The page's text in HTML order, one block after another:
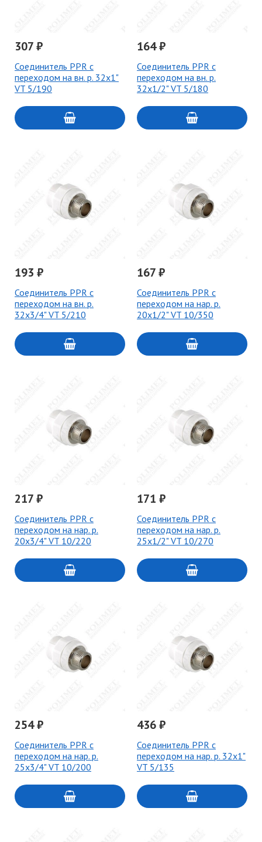
307 ₽
Соединитель PPR с
переходом на вн. р. 32х1"
VT 5/190
164 ₽
Соединитель PPR с
переходом на вн. р.
32х1/2" VT 5/180
193 ₽
Соединитель PPR с
переходом на вн. р.
32х3/4" VT 5/210
167 ₽
Соединитель PPR с
переходом на нар. р.
20х1/2" VT 10/350
217 ₽
Соединитель PPR с
переходом на нар. р.
20х3/4" VT 10/220
171 ₽
Соединитель PPR с
переходом на нар. р.
25х1/2" VT 10/270
254 ₽
Соединитель PPR с
переходом на нар. р.
25х3/4" VT 10/200
436 ₽
Соединитель PPR с
переходом на нар. р. 32х1"
VT 5/135